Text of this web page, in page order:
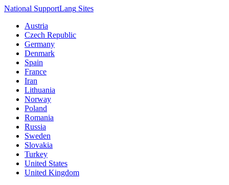
National SupportLang Sites
Austria
Czech Republic
Germany
Denmark
Spain
France
Iran
Lithuania
Norway
Poland
Romania
Russia
Sweden
Slovakia
Turkey
United States
United Kingdom